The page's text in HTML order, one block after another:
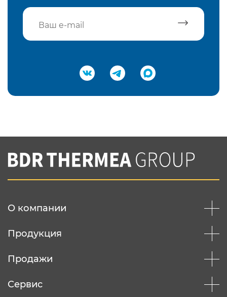
Подтвердить e-mail
Вы соглашаетесь с нашей политикой
конфеденциальности
О компании
Продукция
Продажи
Сервис